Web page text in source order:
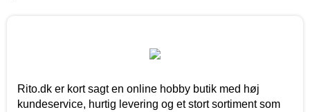
Rito.dk er kort sagt en online hobby butik med høj
kundeservice, hurtig levering og et stort sortiment som